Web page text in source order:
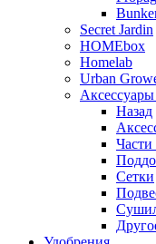
Secret Jardin
HOMEbox
Homelab
Urban
Аксессуары
Назад
Части
Сетки